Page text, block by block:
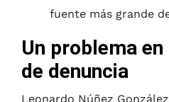
fuente más grande
Un problema
de denuncia
Leonardo Núñez